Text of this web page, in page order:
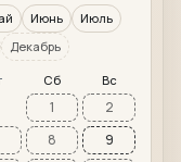
Июнь
Июль
Декабрь
Сб Вс
1
2
8
9